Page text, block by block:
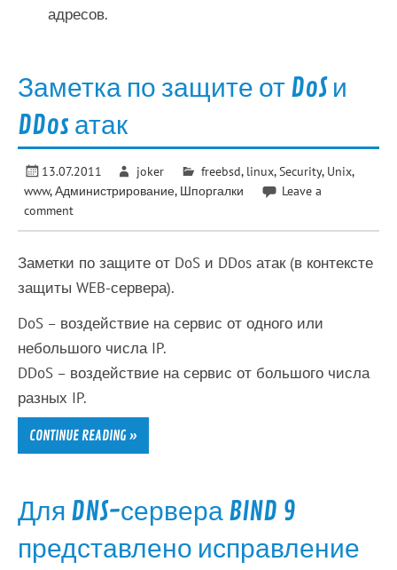
адресов.
Заметка по защите от DoS и
DDos атак
13.07.2011 joker freebsd, linux,Security, Unix,
www,Администрирование, Шпоргалки
Leave a
comment
Заметки по защите от DoS и DDos атак (в контексте
защиты WEB-сервера).
DoS – воздействие на сервис от одного или
небольшого числа IP.
DDoS – воздействие на сервис от большого числа
разных IP.
CONTINUE READING »
Для DNS-сервера BIND 9
представлено исправление